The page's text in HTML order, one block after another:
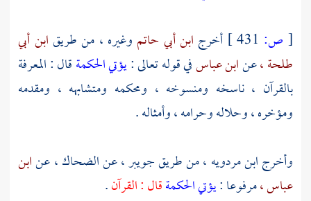
[ ص: أخرج ابن أبي حاتم وغيره ، من طريقابن أبي
طلحة ،عنابن عباسفي قوله تعالى :يؤتي الحكمةقال : المعرفة
بالقرآن ، ناسخه ومنسوخه ، ومحكمه ومتشابهه ، ومقدمه
ومؤخره ، وحلاله وحرامه ، وأمثاله .
وأخرجابن مردويه ،من طريقجويبر ،عنالضحاك، عنابن
عباس ،مرفوعا :يؤتي الحكمةقال : القرآن.